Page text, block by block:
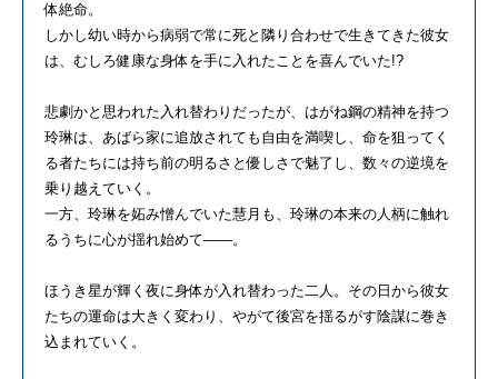
体絶命。
しかし幼い時から病弱で常に死と隣り合わせで生きてきた彼女
は、むしろ健康な身体を手に入れたことを喜んでいた!?
悲劇かと思われた入れ替わりだったが、はがね鋼の精神を持つ
玲琳は、あばら家に追放されても自由を満喫し、命を狙ってく
る者たちには持ち前の明るさと優しさで魅了し、数々の逆境を
乗り越えていく。
一方、玲琳を妬み憎んでいた慧月も、玲琳の本来の人柄に触れ
るうちに心が揺れ始めて――。
ほうき星が輝く夜に身体が入れ替わった二人。その日から彼女
たちの運命は大きく変わり、やがて後宮を揺るがす陰謀に巻き
込まれていく。